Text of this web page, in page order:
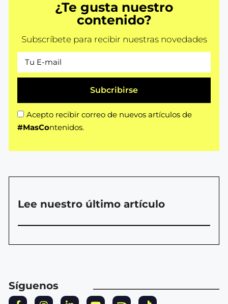
¿Te gusta nuestro
contenido?
Subscríbete para recibir nuestras novedades
Acepto recibir correo de nuevos artículos de
#MasContenidos.
Subcribirse
Lee nuestro último artículo
Síguenos